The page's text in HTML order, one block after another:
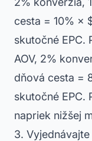
cesta = 10% ×
skutočné EPC.
AOV, 2%
dňová cesta =
skutočné EPC.
napriek nižšej
3.